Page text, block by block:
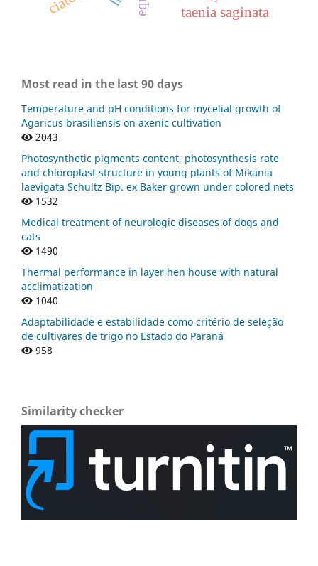
taenia saginata
Most read in the last 90 days
Temperature and pH conditions for mycelial growth of
Agaricus brasiliensis on axenic cultivation
2043
Photosynthetic pigments content, photosynthesis rate
and chloroplast structure in young plants of Mikania
laevigata Schultz Bip. ex Baker grown under colored nets
1532
Medical treatment of neurologic diseases of dogs and
cats
1490
Thermal performance in layer hen house with natural
acclimatization
1040
Adaptabilidade e estabilidade como critério de seleção
de cultivares de trigo no Estado do Paraná
958
Similarity checker